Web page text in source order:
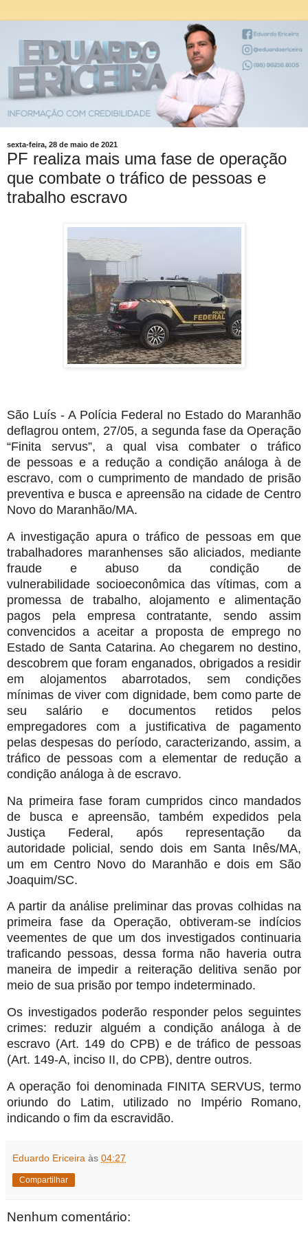
sexta-feira, 28 de maio de 2021
PF realiza mais uma fase de operação
que combate o tráfico de pessoas e
trabalho escravo
São Luís - A Polícia Federal no Estado do Maranhão
deflagrou ontem, 27/05, a segunda fase da Operação
“Finita servus”, a qual visa combater o tráfico
de pessoas e a redução a condição análoga à de
escravo, com o cumprimento de mandado de prisão
preventiva e busca e apreensão na cidade de Centro
Novo do Maranhão/MA.
A investigação apura o tráfico de pessoas em que
trabalhadores maranhenses são aliciados, mediante
fraude e abuso da condição de
vulnerabilidade socioeconômica das vítimas, com a
promessa de trabalho, alojamento e alimentação
pagos pela empresa contratante, sendo assim
convencidos a aceitar a proposta de emprego no
Estado de Santa Catarina. Ao chegarem no destino,
descobrem que foram enganados, obrigados a residir
em alojamentos abarrotados, sem condições
mínimas de viver com dignidade, bem como parte de
seu salário e documentos retidos pelos
empregadores com a justificativa de pagamento
pelas despesas do período, caracterizando, assim, a
tráfico de pessoas com a elementar de redução a
condição análoga à de escravo.
Na primeira fase foram cumpridos cinco mandados
de busca e apreensão, também expedidos pela
Justiça Federal, após representação da
autoridade policial, sendo dois em Santa Inês/MA,
um em Centro Novo do Maranhão e dois em São
Joaquim/SC.
A partir da análise preliminar das provas colhidas na
primeira fase da Operação, obtiveram-se indícios
veementes de que um dos investigados continuaria
traficando pessoas, dessa forma não haveria outra
maneira de impedir a reiteração delitiva senão por
meio de sua prisão por tempo indeterminado.
Os investigados poderão responder pelos seguintes
crimes: reduzir alguém a condição análoga à de
escravo (Art. 149 do CPB) e de tráfico de pessoas
(Art. 149-A, inciso II, do CPB), dentre outros.
A operação foi denominada FINITA SERVUS, termo
oriundo do Latim, utilizado no Império Romano,
indicando o fim da escravidão.
Eduardo Ericeira às 04:27
Compartilhar
Nenhum comentário: